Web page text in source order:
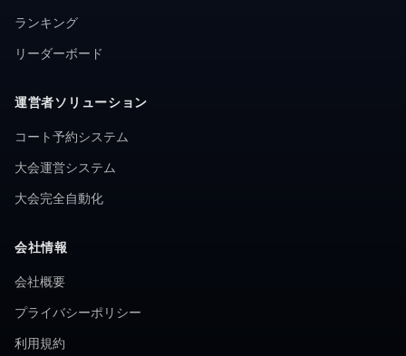
ランキング
リーダーボード
運営者ソリューション
コート予約システム
大会運営システム
大会完全自動化
会社情報
会社概要
プライバシーポリシー
利用規約